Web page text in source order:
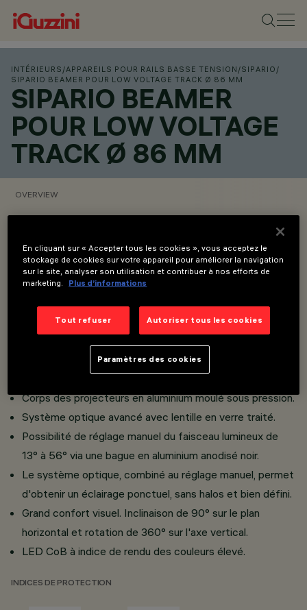
INTÉRIEURS /APPAREILS POUR RAILS BASSE TENSION /SIPARIO /
SIPARIO BEAMER POUR LOW VOLTAGE TRACK Ø 86 MM
SIPARIO BEAMER
POUR LOW VOLTAGE
TRACK Ø 86 MM
OVERVIEW
Overview
Installation sur rail Basse Tension/Superrail 48V.
intégré dissimulé dans l'adaptateur.
Corps des projecteurs en aluminium moulé sous pression.
Système optique avancé avec lentille en verre traité.
Possibilité de réglage manuel du faisceau lumineux de
13° à 56° via une bague en aluminium anodisé noir.
Le système optique, combiné au réglage manuel, permet
d'obtenir un éclairage ponctuel, sans halos et bien défini.
Grand confort visuel. Inclinaison de 90° sur le plan
horizontal et rotation de 360° sur l'axe vertical.
LED CoB à indice de rendu des couleurs élevé.
INDICES DE PROTECTION
En cliquant sur « Accepter tous les cookies », vous acceptez le
stockage de cookies sur votre appareil pour améliorer la navigation
sur le site, analyser son utilisation et contribuer à nos efforts de
marketing.
Plus d’informations
Tout refuser Autoriser tous les cookies
Paramètres des cookies